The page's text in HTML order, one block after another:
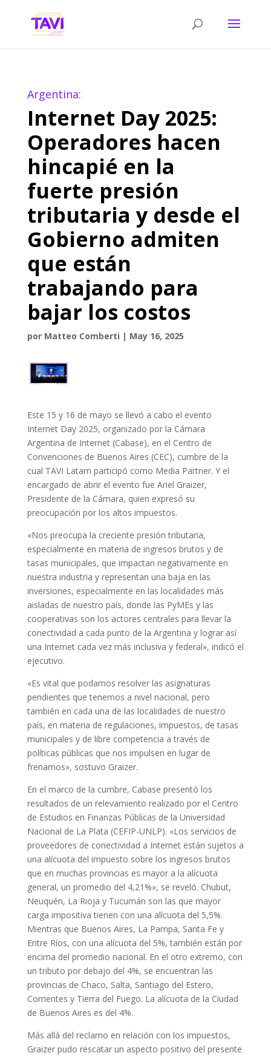
Argentina:
Internet Day 2025:
Operadores hacen
hincapié en la
fuerte presión
tributaria y desde el
Gobierno admiten
que están
trabajando para
bajar los costos
por Matteo Comberti | May 16, 2025
Este 15 y 16 de mayo se llevó a cabo el evento
Internet Day 2025, organizado por la Cámara
Argentina de Internet (Cabase), en el Centro de
Convenciones de Buenos Aires (CEC), cumbre de la
cual TAVI Latam participó como Media Partner. Y el
encargado de abrir el evento fue Ariel Graizer,
Presidente de la Cámara, quien expresó su
preocupación por los altos impuestos.
«Nos preocupa la creciente presión tributaria,
especialmente en materia de ingresos brutos y de
tasas municipales, que impactan negativamente en
nuestra industria y representan una baja en las
inversiones, especialmente en las localidades más
aisladas de nuestro país, donde las PyMEs y las
cooperativas son los actores centrales para llevar la
conectividad a cada punto de la Argentina y lograr así
una Internet cada vez más inclusiva y federal», indicó el
ejecutivo.
«Es vital que podamos resolver las asignaturas
pendientes que tenemos a nivel nacional, pero
también en cada una de las localidades de nuestro
país, en materia de regulaciones, impuestos, de tasas
municipales y de libre competencia a través de
políticas públicas que nos impulsen en lugar de
frenarnos», sostuvo Graizer.
En el marco de la cumbre, Cabase presentó los
resultados de un relevamiento realizado por el Centro
de Estudios en Finanzas Públicas de la Universidad
Nacional de La Plata (CEFIP-UNLP). «Los servicios de
proveedores de conectividad a Internet están sujetos a
una alícuota del impuesto sobre los ingresos brutos
que en muchas provincias es mayor a la alícuota
general, un promedio del 4,21%», se reveló. Chubut,
Neuquén, La Rioja y Tucumán son las que mayor
carga impositiva tienen con una alícuota del 5,5%.
Mientras que Buenos Aires, La Pampa, Santa Fe y
Entre Ríos, con una alícuota del 5%, también están por
encima del promedio nacional. En el otro extremo, con
un tributo por debajo del 4%, se encuentran las
provincias de Chaco, Salta, Santiago del Estero,
Corrientes y Tierra del Fuego. La alícuota de la Ciudad
de Buenos Aires es del 4%.
Más allá del reclamo en relación con los impuestos,
Graizer pudo rescatar un aspecto positivo del presente